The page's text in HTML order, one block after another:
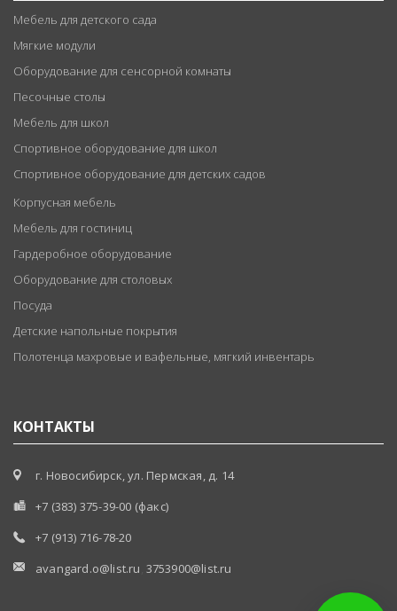
Мебель для детского сада
Мягкие модули
Оборудование для сенсорной комнаты
Песочные столы
Мебель для школ
Спортивное оборудование для школ
Спортивное оборудование для детских садов
Корпусная мебель
Мебель для гостиниц
Гардеробное оборудование
Оборудование для столовых
Посуда
Детские напольные покрытия
Полотенца махровые и вафельные, мягкий инвентарь
КОНТАКТЫ
г. Новосибирск, ул. Пермская, д. 14
+7 (383) 375-39-00 (факс)
+7 (913) 716-78-20
avangard.o@list.ru 3753900@list.ru